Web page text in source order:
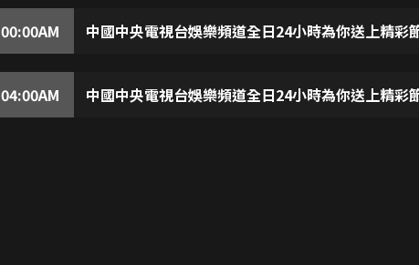
00:00AM 中國中央電視台娛樂頻道全日24小時為你送上精彩
04:00AM 中國中央電視台娛樂頻道全日24小時為你送上精彩